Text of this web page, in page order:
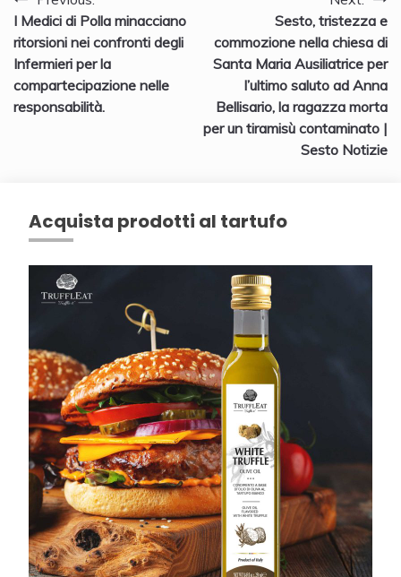
articoli
I Medici di Polla minacciano
ritorsioni nei confronti degli
Infermieri per la
compartecipazione nelle
responsabilità.
Sesto, tristezza e
commozione nella chiesa di
Santa Maria Ausiliatrice per
l’ultimo saluto ad Anna
Bellisario, la ragazza morta
per un tiramisù contaminato |
Sesto Notizie
Acquista prodotti al tartufo